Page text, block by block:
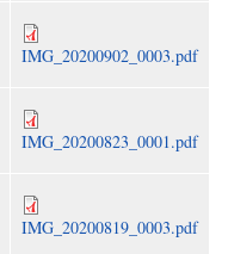
IMG_20200902_0003.pdf
IMG_20200823_0001.pdf
IMG_20200819_0003.pdf